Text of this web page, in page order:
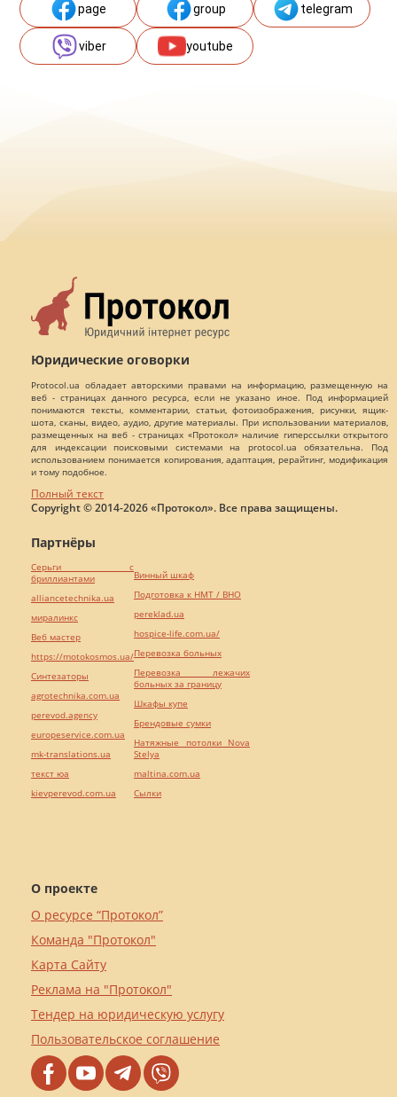
page group telegram
viber youtube
Юридические оговорки
Protocol.ua обладает авторскими правами на информацию, размещенную на
веб - страницах данного ресурса, если не указано иное. Под информацией
понимаются тексты, комментарии, статьи, фотоизображения, рисунки, ящик-
шота, сканы, видео, аудио, другие материалы. При использовании материалов,
размещенных на веб - страницах «Протокол» наличие гиперссылки открытого
для индексации поисковыми системами на protocol.ua обязательна. Под
использованием понимается копирования, адаптация, рерайтинг, модификация
и тому подобное.
Полный текст
Copyright © 2014-2026 «Протокол». Все права защищены.
О проекте
О ресурсе “Протокол”
Команда "Протокол"
Карта Сайту
Реклама на "Протокол"
Тендер на юридическую услугу
Пользовательское соглашение
Партнёры
Серьги с
бриллиантами
alliancetechnika.ua
миралинкс
Веб мастер
https://motokosmos.ua/
Синтезаторы
agrotechnika.com.ua
perevod.agency
europeservice.com.ua
mk-translations.ua
текст юа
kievperevod.com.ua
Винный шкаф
Подготовка к НМТ / ВНО
pereklad.ua
hospice-life.com.ua/
Перевозка больных
Перевозка лежачих
больных за границу
Шкафы купе
Брендовые сумки
Натяжные потолки Nova
Stelya
maltina.com.ua
Cылки